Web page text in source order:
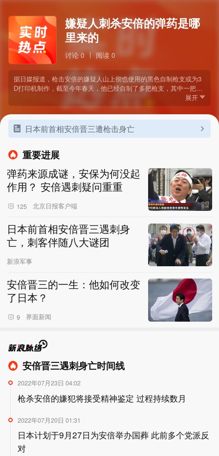
嫌疑人刺杀安倍的弹药是哪
里来的
讨论 0 阅读 0
据日媒报道，枪击安倍的嫌疑人山上彻也使用的黑色自制枪支或为3
D打印机制作，截至今年春天，他已经自制了多把枪支，其中一把就
用在了此次枪击案中。然而，弹药制作非常困难，普通人很难入手，
枪手使用的弹药来源成谜。
展开
日本前首相安倍晋三遭枪击身亡
重要进展
弹药来源成谜，安保为何没起
作用？ 安倍遇刺疑问重重
125 北京日报客户端
日本前首相安倍晋三遇刺身
亡，刺客伴随八大谜团
新浪军事
安倍晋三的一生：他如何改变
了日本？
9 界面新闻
安倍晋三遇刺身亡时间线
2022年07月23日 04:02
枪杀安倍的嫌犯将接受精神鉴定 过程持续数月
2022年07月20日 01:31
日本计划于9月27日为安倍举办国葬 此前多个党派反
对